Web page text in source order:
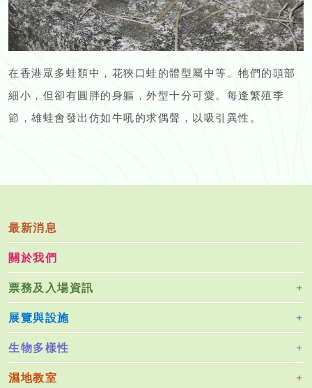
在香港眾多蛙類中，花狹口蛙的體型屬中等。牠們的頭部
細小，但卻有圓胖的身軀，外型十分可愛。每逢繁殖季
節，雄蛙會發出仿如牛吼的求偶聲，以吸引異性。
最新消息
關於我們
票務及入場資訊
展覽與設施
生物多樣性
濕地教室